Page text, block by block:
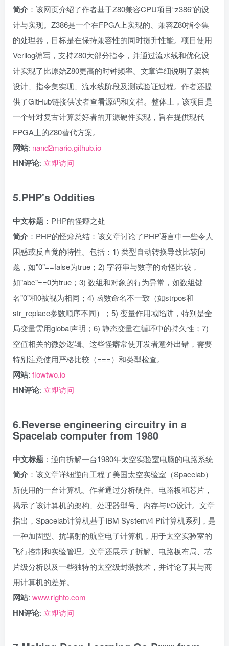
简介 ：该网页介绍了作者基于Z80兼容CPU项目“z386”的设
计与实现。Z386是一个在FPGA上实现的、兼容Z80指令集
的处理器，目标是在保持兼容性的同时提升性能。项目使用
Verilog编写，支持Z80大部分指令，并通过流水线和优化设
计实现了比原始Z80更高的时钟频率。文章详细说明了架构
设计、指令集实现、流水线阶段及测试验证过程。作者还提
供了GitHub链接供读者查看源码和文档。整体上，该项目是
一个针对复古计算爱好者的开源硬件实现，旨在提供现代
FPGA上的Z80替代方案。
网站: nand2mario.github.io
HN评论: 立即访问
5.PHP's Oddities
中文标题 ：PHP的怪癖之处
简介 ：PHP的怪癖总结：该文章讨论了PHP语言中一些令人
困惑或反直觉的特性。包括：1) 类型自动转换导致比较问
题，如"0"==false为true；2) 字符串与数字的奇怪比较，
如"abc"==0为true；3) 数组和对象的行为异常，如数组键
名"0"和0被视为相同；4) 函数命名不一致（如strpos和
str_replace参数顺序不同）；5) 变量作用域陷阱，特别是全
局变量需用global声明；6) 静态变量在循环中的持久性；7)
空值相关的微妙逻辑。这些怪癖常使开发者意外出错，需要
特别注意使用严格比较（===）和类型检查。
网站: flowtwo.io
HN评论: 立即访问
6.Reverse engineering circuitry in a
Spacelab computer from 1980
中文标题 ：逆向拆解一台1980年太空实验室电脑的电路系统
简介 ：该文章详细逆向工程了美国太空实验室（Spacelab）
所使用的一台计算机。作者通过分析硬件、电路板和芯片，
揭示了该计算机的架构、处理器型号、内存与I/O设计。文章
指出，Spacelab计算机基于IBM System/4 Pi计算机系列，是
一种加固型、抗辐射的航空电子计算机，用于太空实验室的
飞行控制和实验管理。文章还展示了拆解、电路板布局、芯
片级分析以及一些独特的太空级封装技术，并讨论了其与商
用计算机的差异。
网站: www.righto.com
HN评论: 立即访问